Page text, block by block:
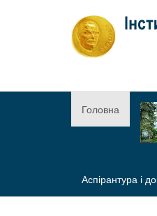
Головна
Аспірантура і